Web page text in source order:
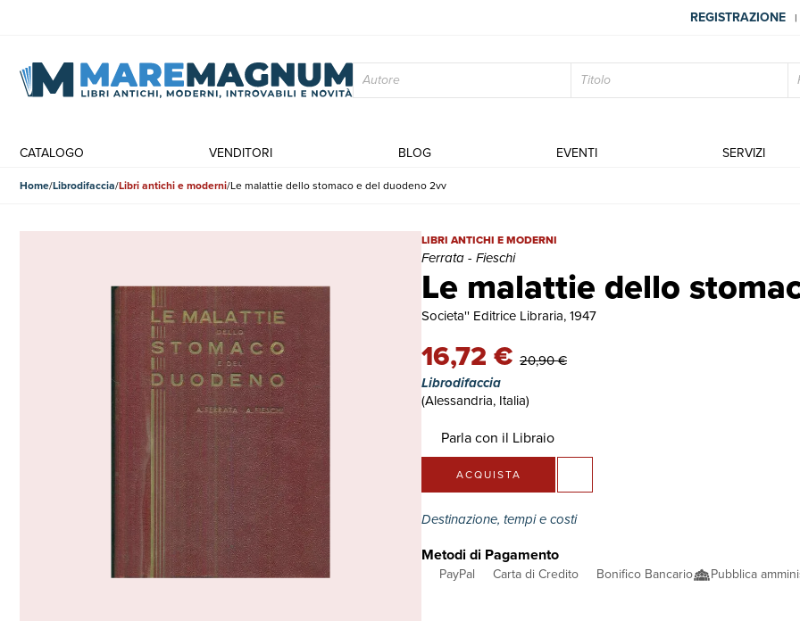
REGISTRAZIONE |
CATALOGO VENDITORI BLOG EVENTI SERVIZI
Home Librodifaccia Libri antichi e moderni Le malattie dello stomaco e del duodeno 2vv
Le malattie dello
Le malattie dello stomaco e del duodeno 2vv | Libri antichi e
LIBRI ANTICHI E MODERNI
Ferrata - Fieschi
Societa'' Editrice Libraria, 1947
16,72 € 20,90 €
Librodifaccia
(Alessandria, Italia)
Parla con il Libraio
ACQUISTA
Destinazione, tempi e costi
Metodi di Pagamento
PayPal Carta di Credito Bonifico Bancario Pubblica